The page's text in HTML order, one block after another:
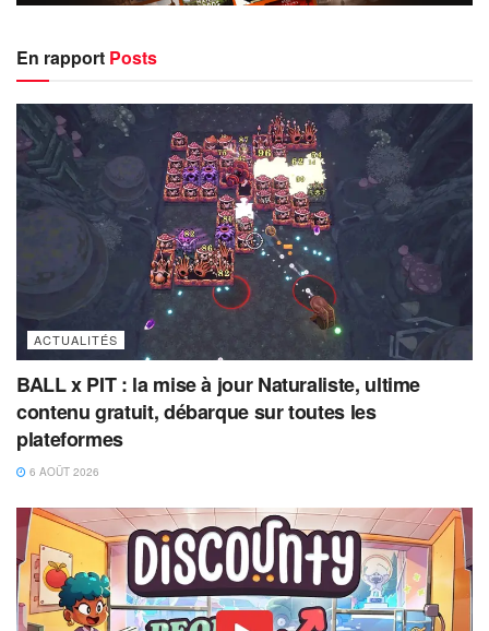
En rapport Posts
ACTUALITÉS
BALL x PIT : la mise à jour Naturaliste, ultime
contenu gratuit, débarque sur toutes les
plateformes
6 AOÛT 2026